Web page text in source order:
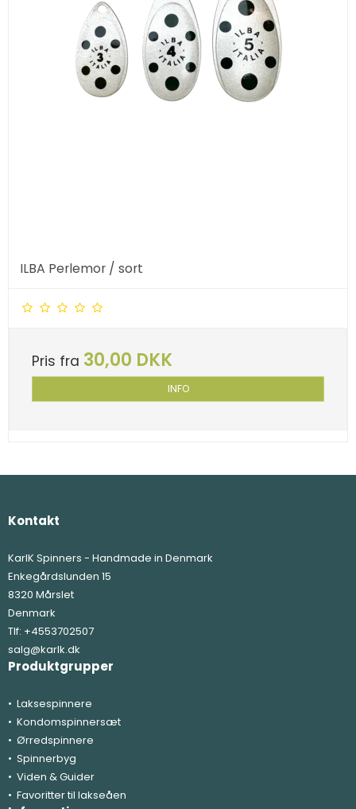
ILBA Perlemor / sort
Pris fra 30,00 DKK
INFO
Kontakt
KarlK Spinners - Handmade in Denmark
Enkegårdslunden 15
8320 Mårslet
Denmark
Tlf: +4553702507
salg@karlk.dk
Produktgrupper
Laksespinnere
Kondomspinnersæt
Ørredspinnere
Spinnerbyg
Viden & Guider
Favoritter til lakseåen